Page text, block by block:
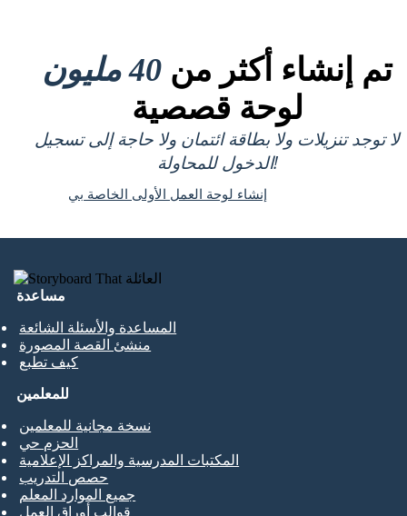
تم إنشاء أكثر من 40 مليون
لوحة قصصية
لا توجد تنزيلات ولا بطاقة ائتمان ولا حاجة إلى تسجيل
الدخول للمحاولة!
إنشاء لوحة العمل الأولى الخاصة بي
مساعدة
المساعدة والأسئلة الشائعة
منشئ القصة المصورة
كيف تطبع
للمعلمين
نسخة مجانية للمعلمين
الحزم حي
المكتبات المدرسية والمراكز الإعلامية
حصص التدريب
جميع الموارد المعلم
قوالب أوراق العمل